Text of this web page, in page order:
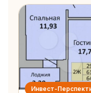
Инвест-